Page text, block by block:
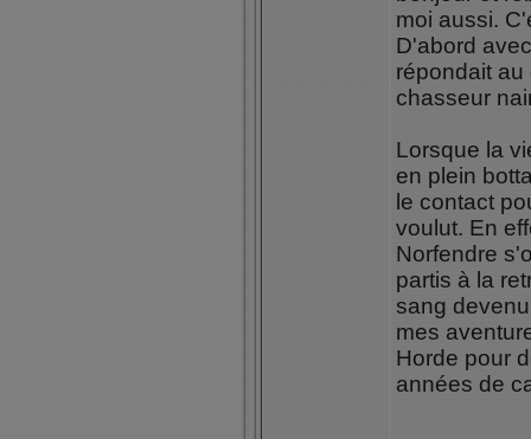
moi aussi.
D'abord
répondait
chasseur
Lorsque la
en plein
le contact
voulut. En
Norfendre
partis à la
sang
mes
Horde pour
années de